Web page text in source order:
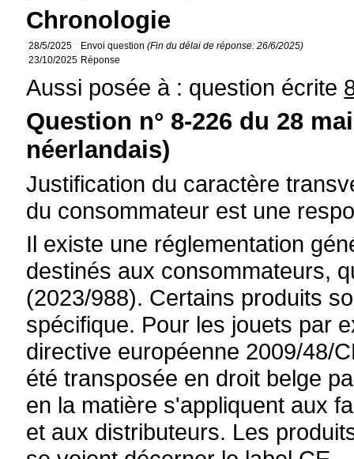
Chronologie
28/5/2025 Envoi question(Fin du délai de réponse: 26/6/2025)
23/10/2025 Réponse
Aussi posée à : question écrite
Question n° 8-226 du 28
néerlandais)
Justification du caractère
du consommateur est une
Il existe une réglementation
destinés aux consommateurs,
(2023/988). Certains produits
spécifique. Pour les jouets par
directive européenne 2009/48/
été transposée en droit belge
en la matière s'appliquent aux
et aux distributeurs. Les